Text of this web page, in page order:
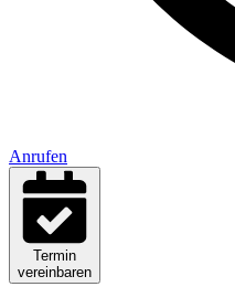
Anrufen
Termin
vereinbaren